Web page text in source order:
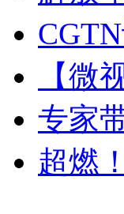
【微
专家
超燃